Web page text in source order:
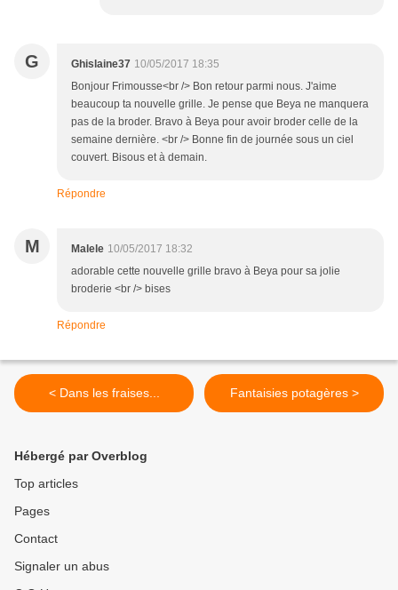
G Ghislaine37 10/05/2017 18:35
Bonjour Frimousse<br /> Bon retour parmi nous. J'aime
beaucoup ta nouvelle grille. Je pense que Beya ne manquera
pas de la broder. Bravo à Beya pour avoir broder celle de la
semaine dernière. <br /> Bonne fin de journée sous un ciel
couvert. Bisous et à demain.
Répondre
M Malele 10/05/2017 18:32
adorable cette nouvelle grille bravo à Beya pour sa jolie
broderie <br /> bises
Répondre
< Dans les fraises... Fantaisies potagères >
Hébergé par Overblog
Top articles
Pages
Contact
Signaler un abus